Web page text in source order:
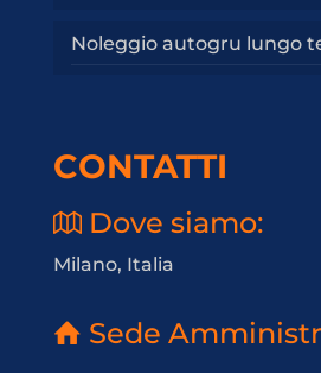
Noleggio autogru lungo
CONTATTI
Dove siamo:
Milano, Italia
Sede